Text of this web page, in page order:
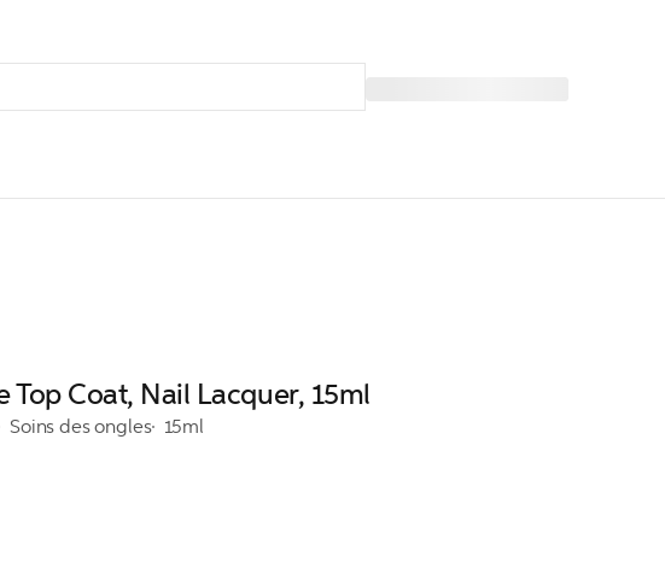
Top Coat, Nail Lacquer, 15ml
Soins des ongles 15ml